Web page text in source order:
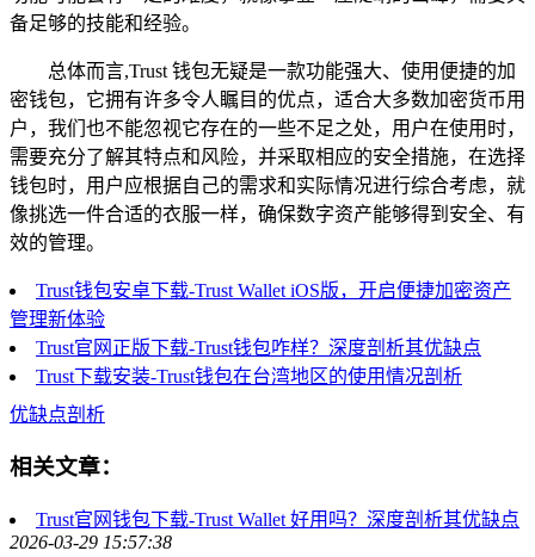
备足够的技能和经验。
总体而言,Trust 钱包无疑是一款功能强大、使用便捷的加
密钱包，它拥有许多令人瞩目的优点，适合大多数加密货币用
户，我们也不能忽视它存在的一些不足之处，用户在使用时，
需要充分了解其特点和风险，并采取相应的安全措施，在选择
钱包时，用户应根据自己的需求和实际情况进行综合考虑，就
像挑选一件合适的衣服一样，确保数字资产能够得到安全、有
效的管理。
Trust钱包安卓下载-Trust Wallet iOS版，开启便捷加密资产
管理新体验
Trust官网正版下载-Trust钱包咋样？深度剖析其优缺点
Trust下载安装-Trust钱包在台湾地区的使用情况剖析
优缺点剖析
相关文章：
Trust官网钱包下载-Trust Wallet 好用吗？深度剖析其优缺点
2026-03-29 15:57:38